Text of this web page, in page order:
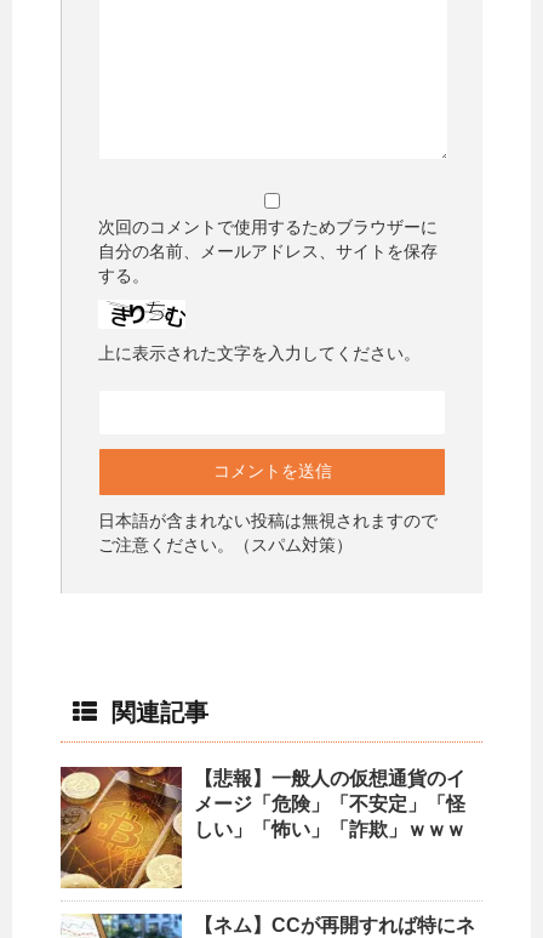
次回のコメントで使用するためブラウザーに
自分の名前、メールアドレス、サイトを保存
する。
上に表示された文字を入力してください。
日本語が含まれない投稿は無視されますので
ご注意ください。（スパム対策）
関連記事
【悲報】一般人の仮想通貨のイ
メージ「危険」「不安定」「怪
しい」「怖い」「詐欺」ｗｗｗ
【ネム】CCが再開すれば特にネ